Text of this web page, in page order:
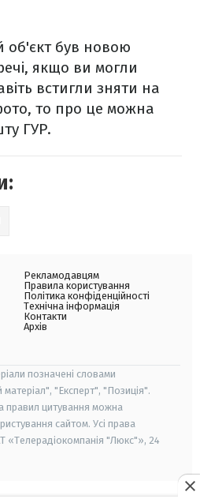
об'єкт був новою
якщо ви могли
встигли зняти на
то про це можна
ГУР.
Рекламодавцям
Правила користування
Політика конфіденційності
Технічна інформація
Контакти
Архів
позначені словами
"Експерт", "Позиція".
правил цитування можна
сайтом. Усі права
«Телерадіокомпанія "Люкс"», 24